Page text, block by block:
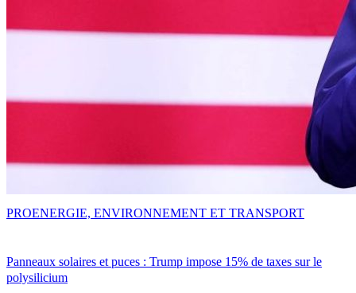
Panneaux solaires et puces : Trump impose 15% de taxes sur le
polysilicium
PROENERGIE, ENVIRONNEMENT ET TRANSPORT